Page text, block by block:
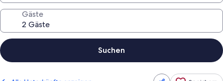
Gäste
Suchen